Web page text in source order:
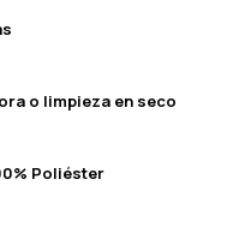
o limpieza en seco
Poliéster